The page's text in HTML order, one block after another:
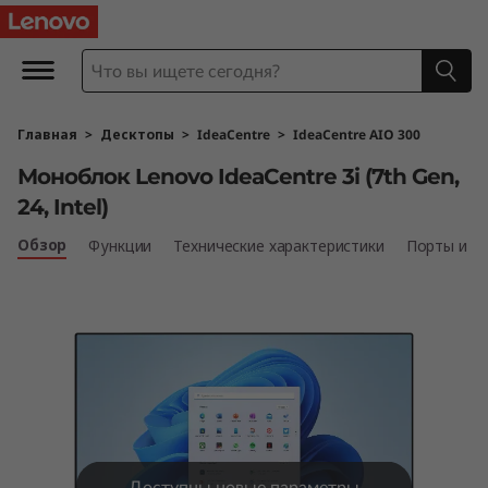
М
н
б
л
Главная > Десктопы > IdeaCentre > IdeaCentre AIO 300
Моноблок Lenovo IdeaCentre 3i (7th Gen,
24, Intel)
Обзор Функции Технические характеристики Порты и